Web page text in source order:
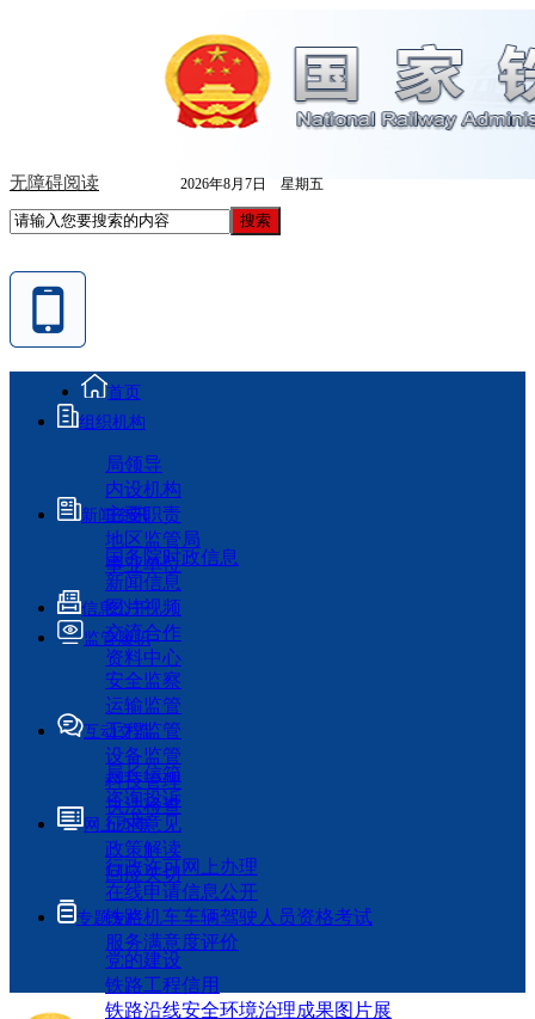
无障碍阅读 2026年8月7日 星期五
首页
组织机构
局领导
内设机构
主要职责
地区监管局
事业单位
新闻资讯
国务院时政信息
新闻信息
图片视频
交流合作
资料中心
信息公开
监管履职
安全监察
运输监管
工程监管
设备监管
科技管理
执法检查
互动交流
局长信箱
咨询投诉
征求意见
政策解读
回应关切
网上办事
行政许可网上办理
在线申请信息公开
铁路机车车辆驾驶人员资格考试
服务满意度评价
专题专栏
党的建设
铁路工程信用
铁路沿线安全环境治理成果图片展